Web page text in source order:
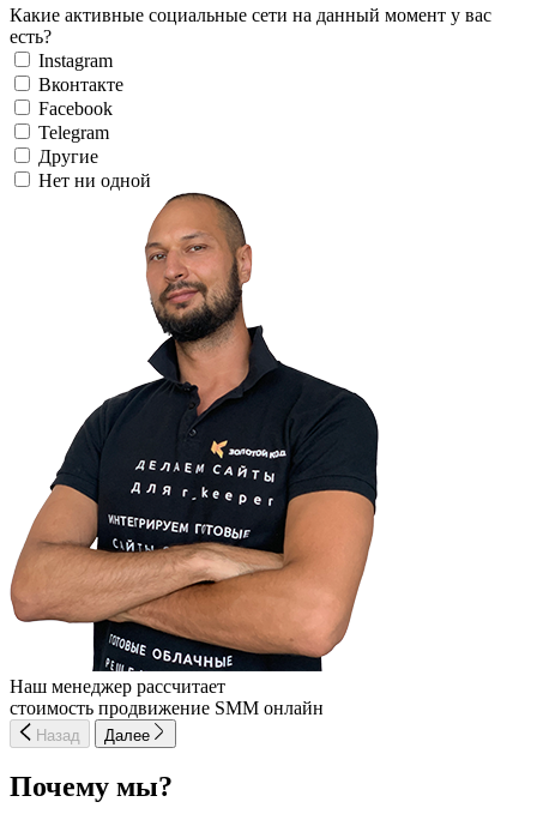
Какие активные социальные сети на данный момент у вас
есть?
Instagram
Вконтакте
Facebook
Telegram
Другие
Нет ни одной
Наш менеджер рассчитает
стоимость продвижение SMM онлайн
Назад Далее
Почему мы?